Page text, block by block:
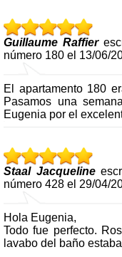
Guillaume Raffier
número 180 el 13/06/
El apartamento 180
Pasamos una
Eugenia por el
Staal Jacqueline
número 428 el 29/04/
Hola Eugenia,
Todo fue perfecto.
lavabo del baño